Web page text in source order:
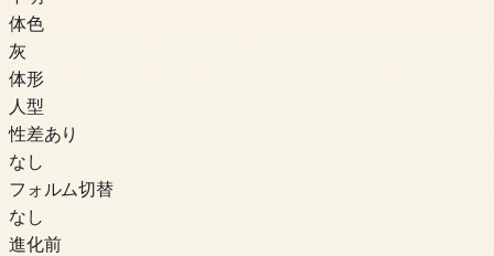
体色
灰
体形
人型
性差あり
なし
フォルム切替
なし
進化前